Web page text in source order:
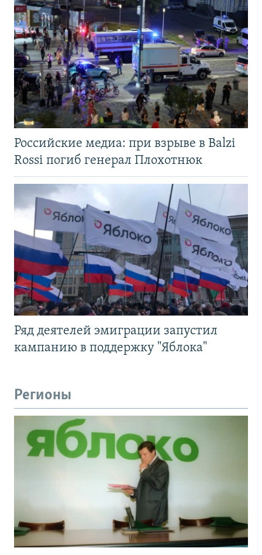
Российские медиа: при взрыве в Balzi
Rossi погиб генерал Плохотнюк
Ряд деятелей эмиграции запустил
кампанию в поддержку "Яблока"
Регионы